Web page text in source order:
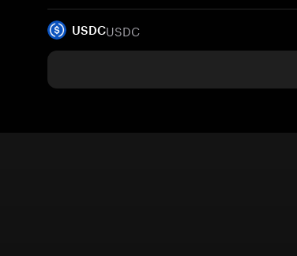
USDCUSDC